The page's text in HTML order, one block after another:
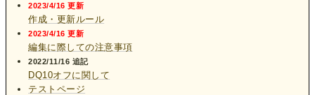
2023/4/16 更新
作成・更新ルール
2023/4/16 更新
編集に際しての注意事項
2022/11/16 追記
DQ10オフに関して
テストページ